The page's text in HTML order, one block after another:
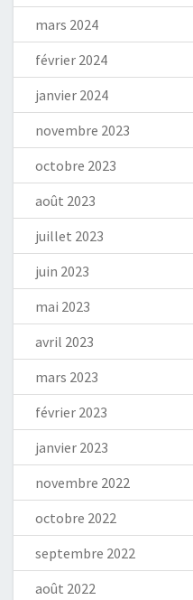
mars 2024
février 2024
janvier 2024
novembre 2023
octobre 2023
août 2023
juillet 2023
juin 2023
mai 2023
avril 2023
mars 2023
février 2023
janvier 2023
novembre 2022
octobre 2022
septembre 2022
août 2022